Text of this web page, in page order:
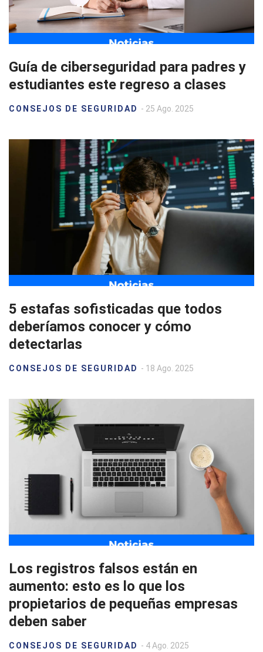
Guía de ciberseguridad para padres y
estudiantes este regreso a clases
CONSEJOS DE SEGURIDAD - 25 Ago. 2025
5 estafas sofisticadas que todos
deberíamos conocer y cómo
detectarlas
CONSEJOS DE SEGURIDAD - 18 Ago. 2025
Los registros falsos están en
aumento: esto es lo que los
propietarios de pequeñas empresas
deben saber
CONSEJOS DE SEGURIDAD - 4 Ago. 2025